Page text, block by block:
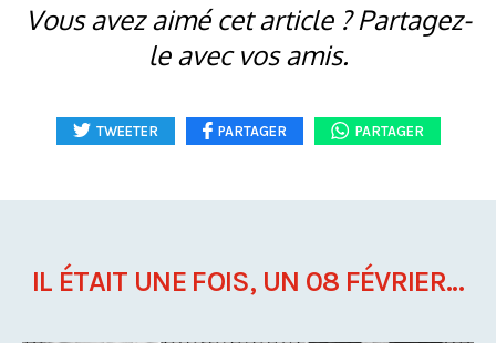
Vous avez aimé cet article ? Partagez-
le avec vos amis.
TWEETER PARTAGER PARTAGER
IL ÉTAIT UNE FOIS, UN 08 FÉVRIER...